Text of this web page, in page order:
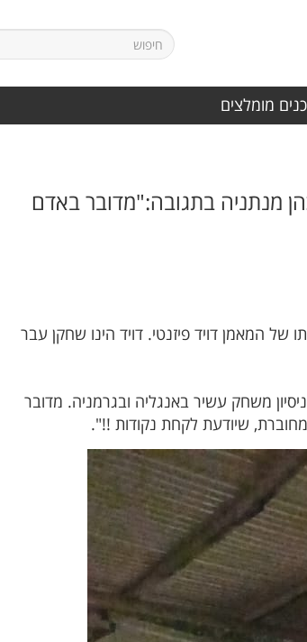
מומלצים
מנתניה בתגובה:"מדובר באדם
המאמן דויד פיזנטי. דויד הינו שחקן עבר
משחק עשיר באנגליה ובגרמניה. מדובר
מחוברת, שיודעת לקחת נקודות !!".